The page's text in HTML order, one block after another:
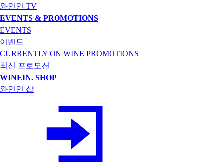
와인인 TV
EVENTS & PROMOTIONS
EVENTS
이벤트
CURRENTLY ON WINE PROMOTIONS
최신 프로모션
WINEIN. SHOP
와인인 샵